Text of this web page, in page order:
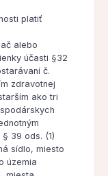
platiť
alebo
účasti §32
č.
zdravotnej
ako tri
39 ods. (1)
sídlo, miesto
územia